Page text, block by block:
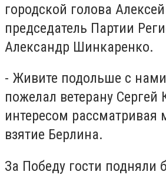
городской голова
председатель Партии
Александр Шинкаренко.
- Живите подольше с
пожелал ветерану Сергей
интересом рассматривая
взятие Берлина.
За Победу гости подняли